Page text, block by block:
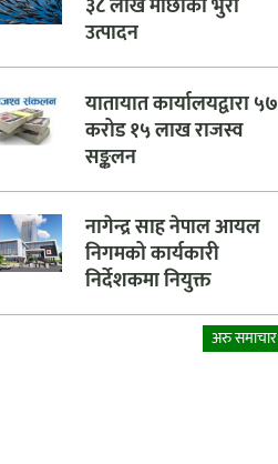
३८ लाख माछाका भुरा
उत्पादन
यातायात कार्यालयद्वारा ५७
करोड १५ लाख राजस्व
सङ्कलन
नागेन्द्र साह नेपाल आयल
निगमको कार्यकारी
निर्देशकमा नियुक्त
अरु समाचार